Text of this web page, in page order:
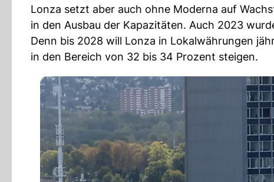
Lonza setzt aber auch ohne Moderna auf
in den Ausbau der Kapazitäten. Auch 2023
Denn bis 2028 will Lonza in Lokalwährungen
in den Bereich von 32 bis 34 Prozent steigen.